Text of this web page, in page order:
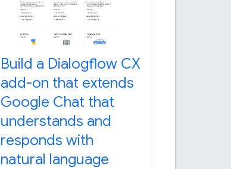
Build a Dialogflow CX
add-on that extends
Google Chat that
understands and
responds with
natural language